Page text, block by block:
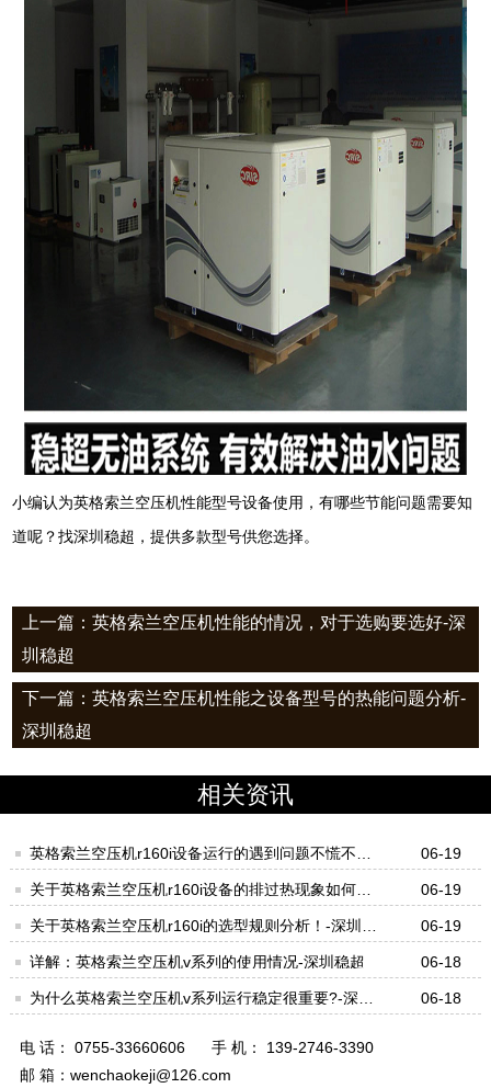
小编认为英格索兰空压机性能型号设备使用，有哪些节能问题需要知
道呢？找深圳稳超，提供多款型号供您选择。
上一篇：英格索兰空压机性能的情况，对于选购要选好-深
圳稳超
下一篇：英格索兰空压机性能之设备型号的热能问题分析-
深圳稳超
相关资讯
英格索兰空压机r160i设备运行的遇到问题不慌不忙
才对！-深圳稳超
06-19
关于英格索兰空压机r160i设备的排过热现象如何处
理好？-深圳稳超
06-19
关于英格索兰空压机r160i的选型规则分析！-深圳稳
超
06-19
详解：英格索兰空压机v系列的使用情况-深圳稳超 06-18
为什么英格索兰空压机v系列运行稳定很重要?-深圳
06-18
电 话： 0755-33660606
手 机： 139-2746-3390
邮 箱：wenchaokeji@126.com